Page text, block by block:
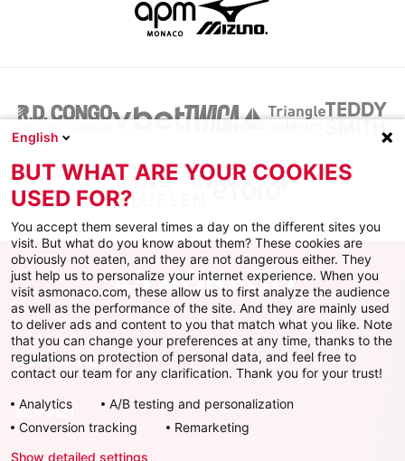
AS MONACO
SERVIZI
English
BUT WHAT ARE YOUR COOKIES
USED FOR?
You accept them several times a day on the different sites you
visit. But what do you know about them? These cookies are
obviously not eaten, and they are not dangerous either. They
just help us to personalize your internet experience. When you
visit asmonaco.com, these allow us to first analyze the audience
as well as the performance of the site. And they are mainly used
to deliver ads and content to you that match what you like. Note
that you can change your preferences at any time, thanks to the
regulations on protection of personal data, and feel free to
contact our team for any clarification. Thank you for your trust!
Analytics
A/B testing and personalization
Conversion tracking
Remarketing
Show detailed settings